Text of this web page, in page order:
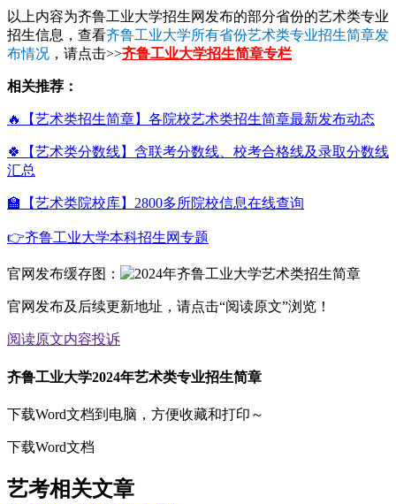
以上内容为齐鲁工业大学招生网发布的部分省份的艺术类专业
招生信息，查看齐鲁工业大学所有省份艺术类专业招生简章发
布情况 ，请点击>>齐鲁工业大学招生简章专栏
相关推荐：
🔥【艺术类招生简章】各院校艺术类招生简章最新发布动态
🍀【艺术类分数线】含联考分数线、校考合格线及录取分数线
汇总
🏫【艺术类院校库】2800多所院校信息在线查询
👉齐鲁工业大学本科招生网专题
官网发布缓存图：
官网发布及后续更新地址，请点击“阅读原文”浏览！
阅读原文内容投诉
齐鲁工业大学2024年艺术类专业招生简章
下载Word文档到电脑，方便收藏和打印～
下载Word文档
艺考相关文章